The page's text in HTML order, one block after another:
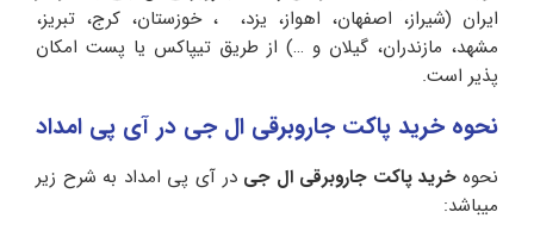
ایران (شیراز، اصفهان، اهواز، یزد، ، خوزستان، کرج، تبریز،
مشهد، مازندران، گیلان و …) از طریق تیپاکس یا پست امکان
پذیر است.
نحوه خرید پاکت جاروبرقی ال جی در آی پی امداد
نحوهخرید پاکت جاروبرقی ال جی در آی پی امداد به شرح زیر
میباشد: